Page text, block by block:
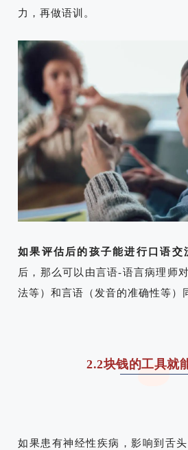
力，再做语训。
如果评估后的孩子能进行口语交
后，那么可以由言语-语言病理师
法等）和言语（发音的准确性等）
2.2块钱的工具就
如果患有神经性疾病，影响到舌